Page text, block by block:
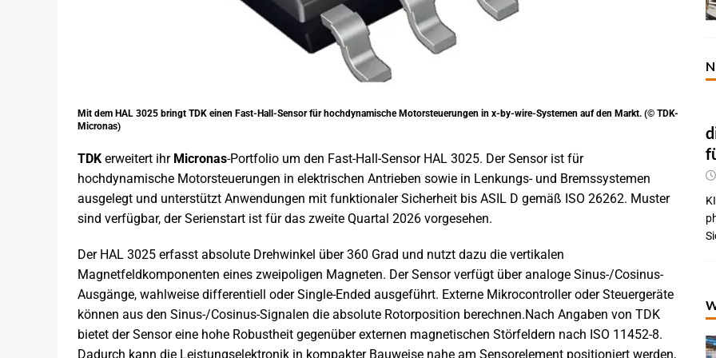
Mit dem HAL 3025 bringt TDK einen Fast-Hall-Sensor für hochdynamische Motorsteuerungen in x-by-wire-Systemen auf den Markt. (© TDK-
Micronas)
TDK erweitert ihr Micronas-Portfolio um den Fast-Hall-Sensor HAL 3025. Der Sensor ist für
hochdynamische Motorsteuerungen in elektrischen Antrieben sowie in Lenkungs- und Bremssystemen
ausgelegt und unterstützt Anwendungen mit funktionaler Sicherheit bis ASIL D gemäß ISO 26262. Muster
sind verfügbar, der Serienstart ist für das zweite Quartal 2026 vorgesehen.
Der HAL 3025 erfasst absolute Drehwinkel über 360 Grad und nutzt dazu die vertikalen
Magnetfeldkomponenten eines zweipoligen Magneten. Der Sensor verfügt über analoge Sinus-/Cosinus-
Ausgänge, wahlweise differentiell oder Single-Ended ausgeführt. Externe Mikrocontroller oder Steuergeräte
können aus den Sinus-/Cosinus-Signalen die absolute Rotorposition berechnen.Nach Angaben von TDK
bietet der Sensor eine hohe Robustheit gegenüber externen magnetischen Störfeldern nach ISO 11452-8.
Dadurch kann die Leistungselektronik in kompakter Bauweise nahe am Sensorelement positioniert werden,